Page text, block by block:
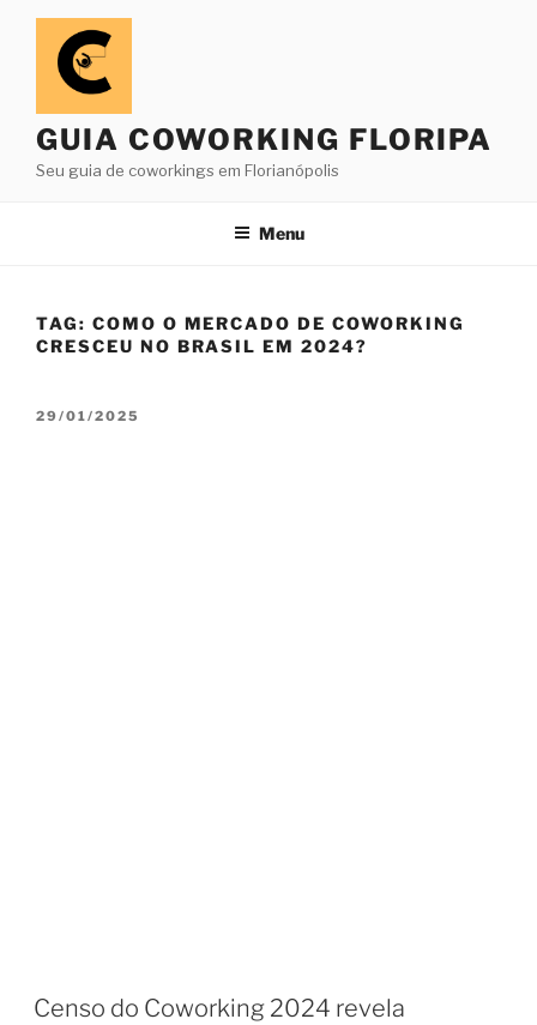
Pular
conteúdo
GUIA COWORKING FLORIPA
Seu guia de coworkings em Florianópolis
Menu
TAG: COMO O MERCADO DE COWORKING
CRESCEU NO BRASIL EM 2024?
PUBLICADO
29/01/2025
Censo do Coworking 2024 revela